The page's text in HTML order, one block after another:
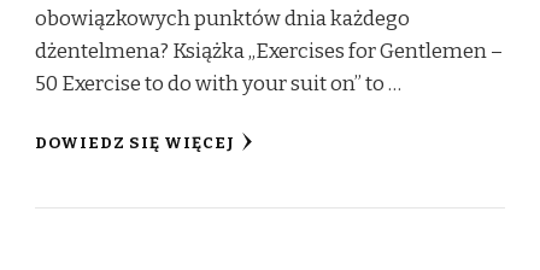
obowiązkowych punktów dnia każdego
dżentelmena? Książka „Exercises for Gentlemen –
50 Exercise to do with your suit on” to …
DOWIEDZ SIĘ WIĘCEJ